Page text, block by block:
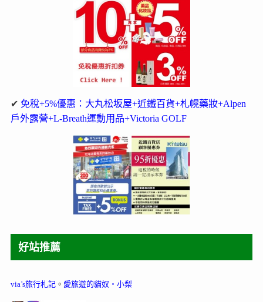
✔ 免稅+5%優惠：大丸松坂屋+近鐵百貨+札幌藥妝+Alpen
戶外露營+L-Breath運動用品+Victoria GOLF
好站推薦
via’s旅行札記。 愛旅遊的貓奴‧小梨